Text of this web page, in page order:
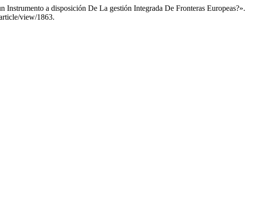
a disposición De La gestión Integrada De Fronteras Europeas?».
view/1863.